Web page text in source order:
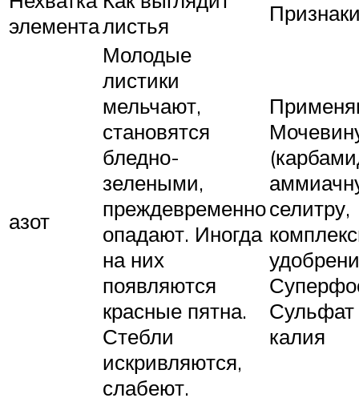
элементалистья
азот
Молодые
листики
мельчают,
становятся
бледно-
зелеными,
преждевременно
опадают. Иногда
на них
появляются
красные пятна.
Стебли
искривляются,
слабеют.
селитру,
Сульфат
калия